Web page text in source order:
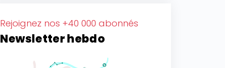
Rejoignez nos +40 000 abonnés
Newsletter hebdo